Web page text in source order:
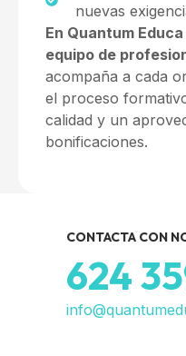
nuevas
En Quantum
equipo de
acompaña a cada
el proceso
calidad y un
bonificaciones.
CONTACTA CON
624